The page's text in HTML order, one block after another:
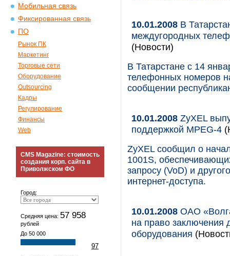
Мобильная связь
Фиксированная связь
ПО
Рынок ПК
Маркетинг
Торговые сети
Оборудование
Outsourcing
Кадры
Регулирование
Финансы
Web
CMS Magazine: стоимость
создания корп. сайта в
Приволжском ФО
Город:
Средняя цена: 57 958
рублей
До 50 000
97
10.01.2008 В
междугородных
(Новости)
В Татарстане с 14
телефонных номеров
сообщении
10.01.2008 ZyXEL
поддержкой MPEG-4
ZyXEL сообщил о
1001S,
запросу (VoD) и
интернет-доступа.
10.01.2008 ОАО
на право заключения
оборудования